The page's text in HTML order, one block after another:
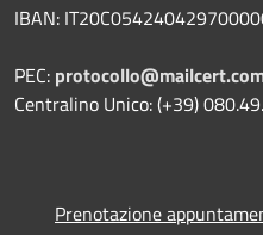
IBAN:
PEC:
Centralino Unico: (+39)
Prenotazione